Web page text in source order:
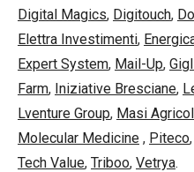
Digital Magics, Digitouch,
Elettra Investimenti,
Expert System, Mail-Up,
Farm, Iniziative Bresciane,
Lventure Group, Masi
Molecular Medicine , Piteco,
Tech Value, Triboo, Vetrya.